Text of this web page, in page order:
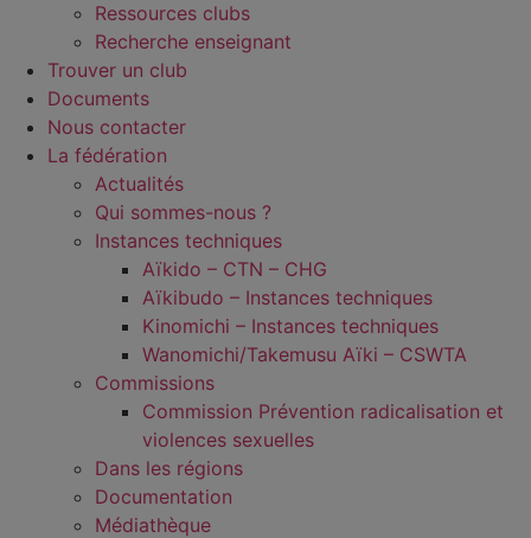
Ressources clubs
Recherche enseignant
Trouver un club
Documents
Nous contacter
La fédération
Actualités
Qui sommes-nous ?
Instances techniques
Aïkido – CTN – CHG
Aïkibudo – Instances techniques
Kinomichi – Instances techniques
Wanomichi/Takemusu Aïki – CSWTA
Commissions
Commission Prévention radicalisation et
violences sexuelles
Dans les régions
Documentation
Médiathèque